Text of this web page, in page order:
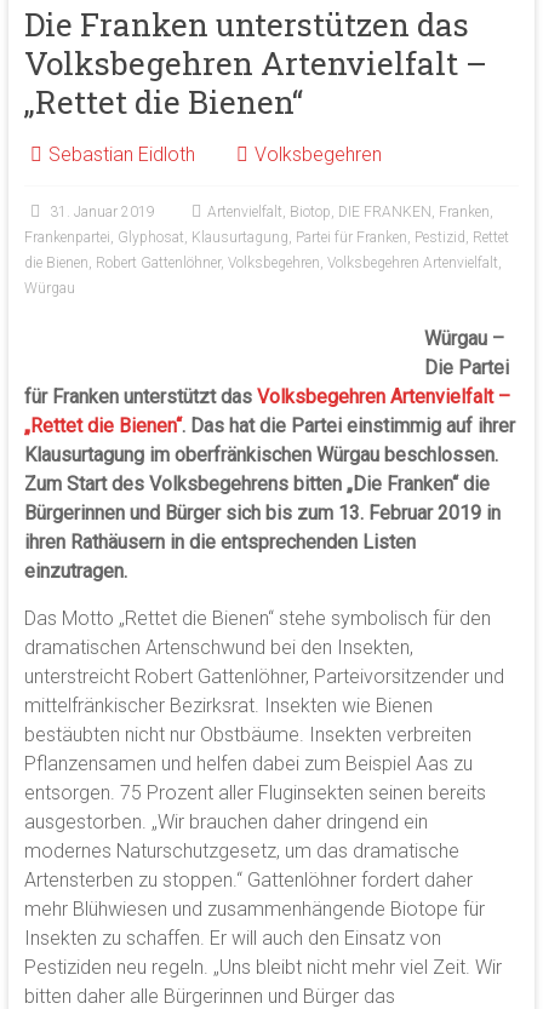
Die Franken unterstützen das
Volksbegehren Artenvielfalt –
„Rettet die Bienen“
Sebastian Eidloth Volksbegehren
31. Januar 2019 Artenvielfalt, Biotop, DIE FRANKEN , Franken,
Frankenpartei, Glyphosat, Klausurtagung, Partei für Franken, Pestizid , Rettet
die Bienen, Robert Gattenlöhner, Volksbegehren, Volksbegehren Artenvielfalt,
Würgau
Würgau –
Die Partei
für Franken unterstützt das Volksbegehren Artenvielfalt –
„Rettet die Bienen“. Das hat die Partei einstimmig auf ihrer
Klausurtagung im oberfränkischen Würgau beschlossen.
Zum Start des Volksbegehrens bitten „Die Franken“ die
Bürgerinnen und Bürger sich bis zum 13. Februar 2019 in
ihren Rathäusern in die entsprechenden Listen
einzutragen.
Das Motto „Rettet die Bienen“ stehe symbolisch für den
dramatischen Artenschwund bei den Insekten,
unterstreicht Robert Gattenlöhner, Parteivorsitzender und
mittelfränkischer Bezirksrat. Insekten wie Bienen
bestäubten nicht nur Obstbäume. Insekten verbreiten
Pflanzensamen und helfen dabei zum Beispiel Aas zu
entsorgen. 75 Prozent aller Fluginsekten seinen bereits
ausgestorben. „Wir brauchen daher dringend ein
modernes Naturschutzgesetz, um das dramatische
Artensterben zu stoppen.“ Gattenlöhner fordert daher
mehr Blühwiesen und zusammenhängende Biotope für
Insekten zu schaffen. Er will auch den Einsatz von
Pestiziden neu regeln. „Uns bleibt nicht mehr viel Zeit. Wir
bitten daher alle Bürgerinnen und Bürger das